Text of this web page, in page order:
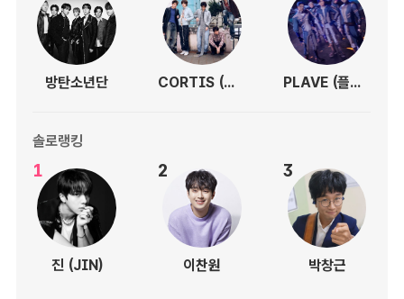
방탄소년단 CORTIS (코르티스) PLAVE (플레이브)
솔로랭킹
1
진 (JIN)
2
이찬원
3
박창근